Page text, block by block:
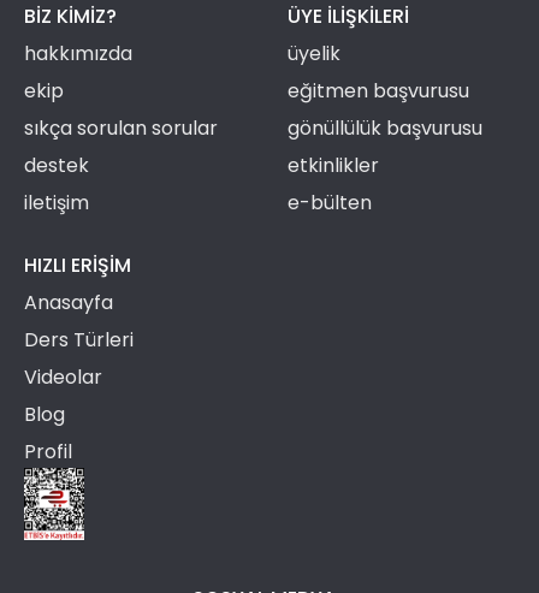
BIZ KIMIZ?
hakkımızda
ekip
sıkça sorulan sorular
destek
iletişim
ÜYE ILIŞKILERI
üyelik
eğitmen başvurusu
gönüllülük başvurusu
etkinlikler
e-bülten
HIZLI ERIŞIM
Anasayfa
Ders Türleri
Videolar
Blog
Profil